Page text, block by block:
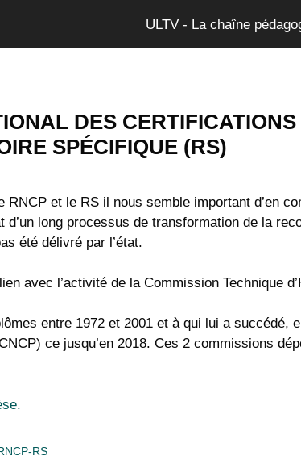
ULTV - La chaîne
DES
SPÉCIFIQUE (RS)
RNCP et le RS il nous semble important d’en
long processus de transformation de la
été délivré par l’état.
avec l’activité de la Commission Technique
entre 1972 et 2001 et à qui lui a succédé,
ce jusqu’en 2018. Ces 2 commissions
RS